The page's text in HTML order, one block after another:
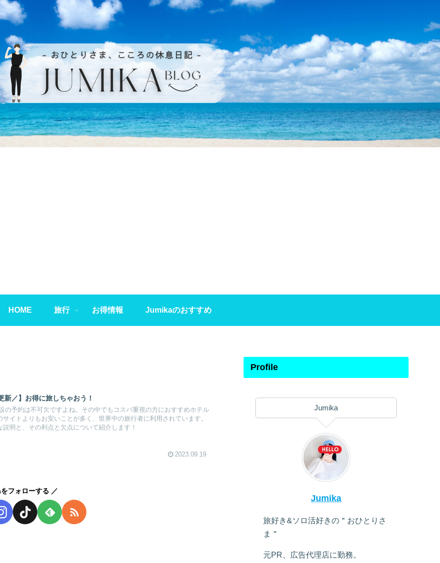
HOME 旅行 お得情報 Jumikaのおすすめ
／】お得に旅しちゃおう！
の予約は不可欠ですよね。その中でもコスパ重視の方におすすめホテル
イトよりもお安いことが多く、世界中の旅行者に利用されています。
明と、その利点と欠点について紹介します！
2023.09.19
フォローする
Profile
Jumika
Jumika
旅好き&ソロ活好きの＂おひとりさ
ま＂
元PR、広告代理店に勤務。